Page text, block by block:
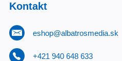
Kontakt
eshop@albatrosmedia.sk
+421 940 648 633